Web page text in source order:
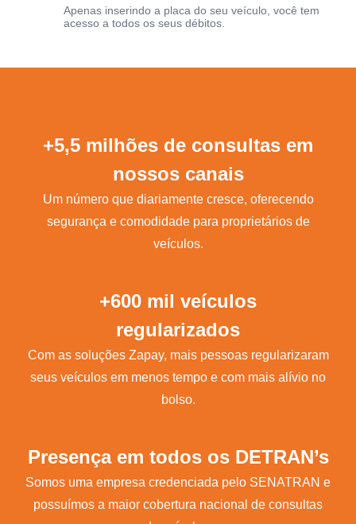
Apenas inserindo a placa do seu veículo, você tem
acesso a todos os seus débitos.
+5,5 milhões de consultas em
nossos canais
Um número que diariamente cresce, oferecendo
segurança e comodidade para proprietários de
veículos.
+600 mil veículos
regularizados
Com as soluções Zapay, mais pessoas regularizaram
seus veículos em menos tempo e com mais alívio no
bolso.
Presença em todos os DETRAN’s
Somos uma empresa credenciada pelo SENATRAN e
possuímos a maior cobertura nacional de consultas